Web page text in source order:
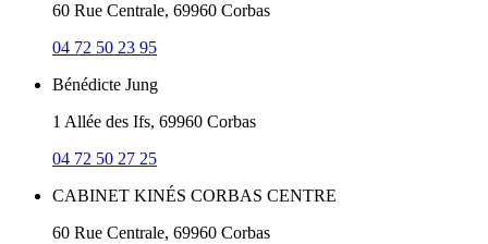
60 Rue Centrale, 69960 Corbas
04 72 50 23 95
Bénédicte Jung
1 Allée des Ifs, 69960 Corbas
04 72 50 27 25
CABINET KINÉS CORBAS CENTRE
60 Rue Centrale, 69960 Corbas